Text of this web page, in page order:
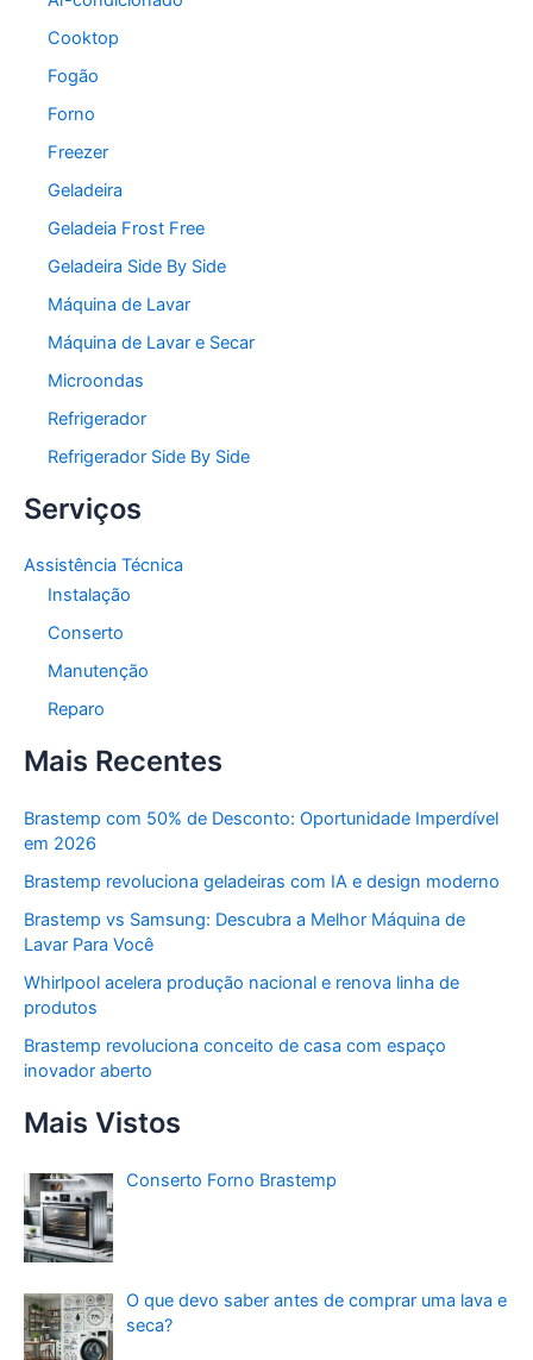
Cooktop
Fogão
Forno
Freezer
Geladeira
Geladeia Frost Free
Geladeira Side By Side
Máquina de Lavar
Máquina de Lavar e Secar
Microondas
Refrigerador
Refrigerador Side By Side
Serviços
Assistência Técnica
Instalação
Conserto
Manutenção
Reparo
Mais Recentes
Brastemp com 50% de Desconto: Oportunidade Imperdível
em 2026
Brastemp revoluciona geladeiras com IA e design moderno
Brastemp vs Samsung: Descubra a Melhor Máquina de
Lavar Para Você
Whirlpool acelera produção nacional e renova linha de
produtos
Brastemp revoluciona conceito de casa com espaço
inovador aberto
Mais Vistos
Conserto Forno Brastemp
O que devo saber antes de comprar uma lava e
seca?